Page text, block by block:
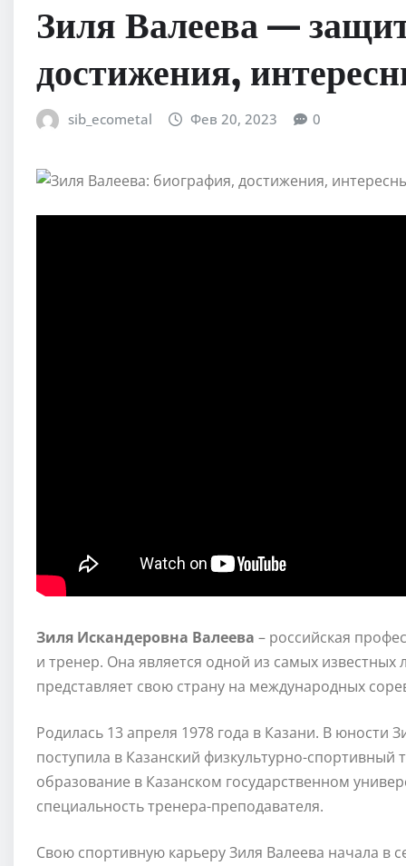
Зиля Валеева —
достижения,
sib_ecometal Фев 20, 2023 0
Зиля Искандеровна Валеева – российская
и тренер. Она является одной из самых известных
представляет свою страну на международных
Родилась 13 апреля 1978 года в Казани. В юности
поступила в Казанский физкультурно-
образование в Казанском государственном
специальность тренера-преподавателя.
Свою спортивную карьеру Зиля Валеева начала в